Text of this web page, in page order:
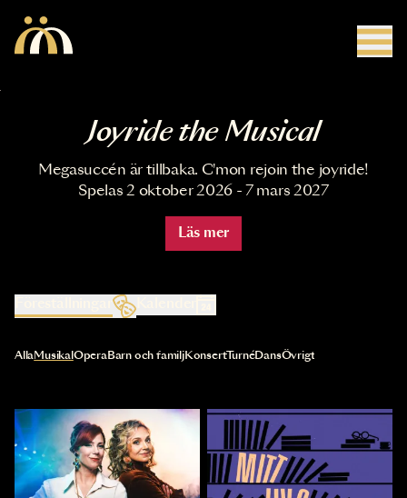
Joyride the Musical
Megasuccén är tillbaka. C'mon rejoin the joyride!
Spelas 2 oktober 2026 - 7 mars 2027
Läs mer
Kalender
Val av kategori uppdaterar innehållet automatiskt
AllaMusikal OperaBarn och familjKonsertTurnéDansÖvrigt